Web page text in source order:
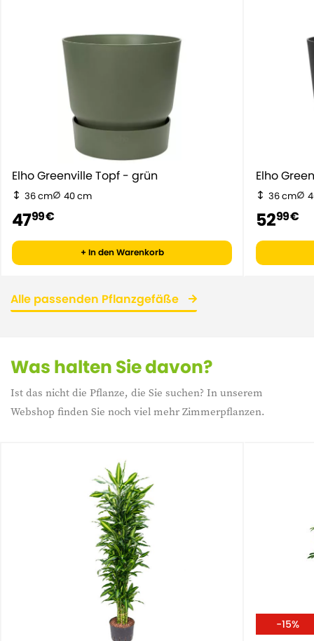
Elho Greenville Topf - grün
36 cm 40 cm
4799 €
+ In den Warenkorb
Elho
36 cm
5299 €
Alle passenden Pflanzgefäße
Was halten Sie davon?
Ist das nicht die Pflanze, die Sie suchen? In unserem
Webshop finden Sie noch viel mehr Zimmerpflanzen.
-15%